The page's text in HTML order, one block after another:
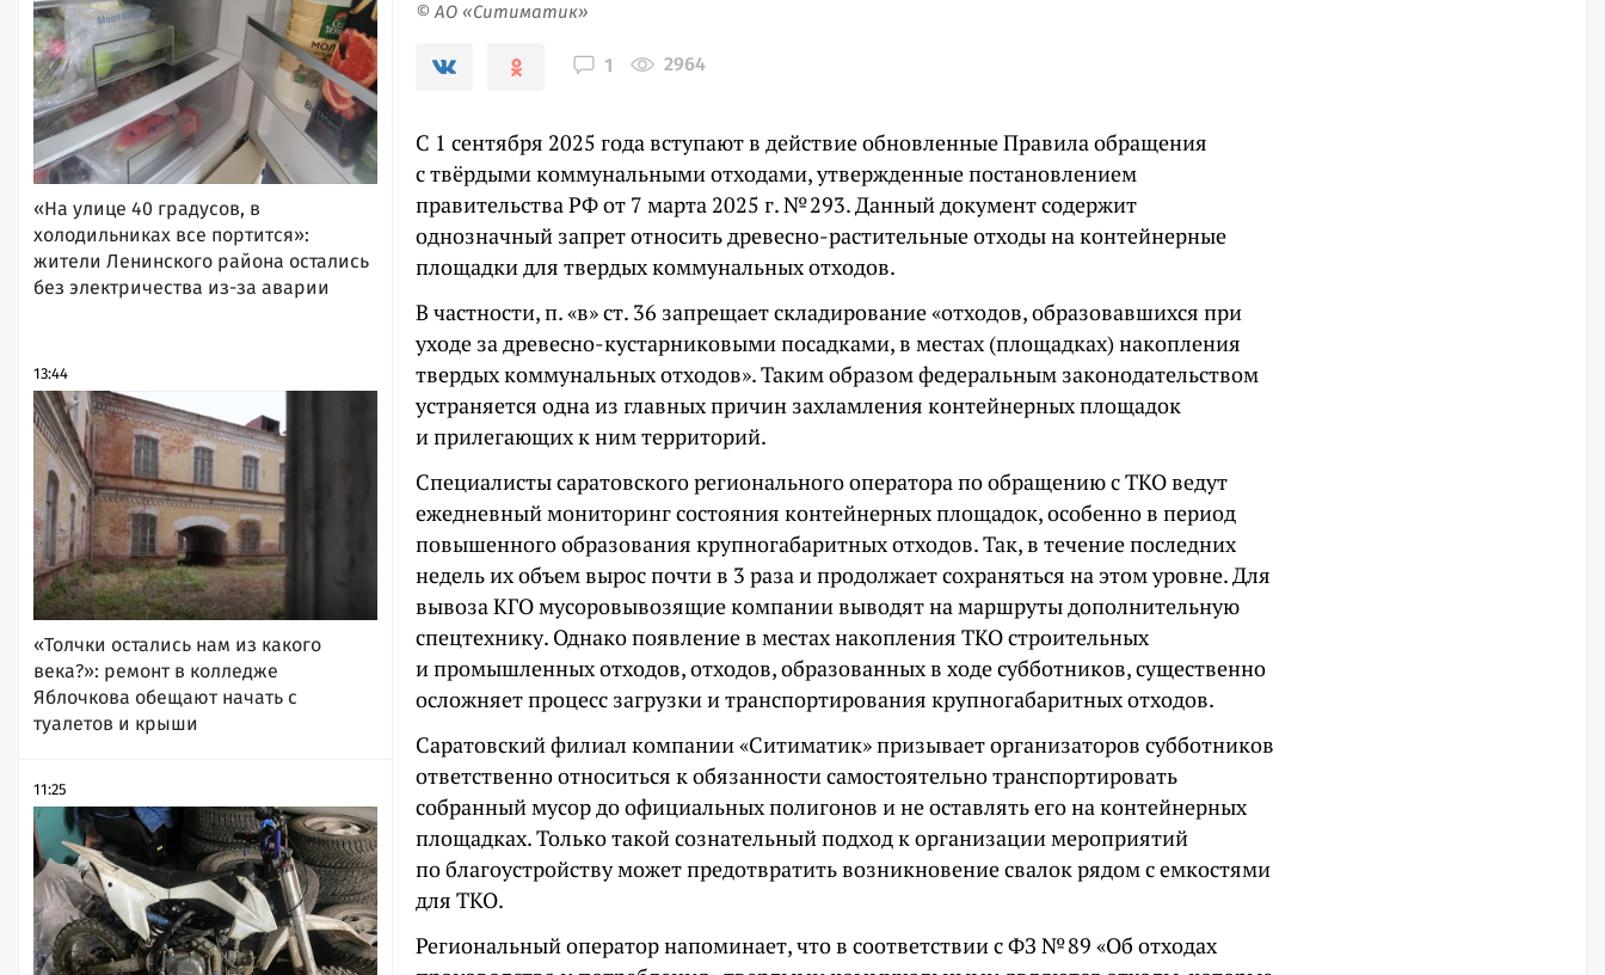
«На улице 40 градусов, в
холодильниках все портится»:
жители Ленинского района остались
без электричества из-за аварии
13:44
«Толчки остались нам из какого
века?»: ремонт в колледже
Яблочкова обещают начать с
туалетов и крыши
11:25
© АО «Ситиматик»
1 2964
С 1 сентября 2025 года вступают в действие обновленные Правила обращения
с твёрдыми коммунальными отходами, утвержденные постановлением
правительства РФ от 7 марта 2025 г. № 293. Данный документ содержит
однозначный запрет относить древесно-растительные отходы на контейнерные
площадки для твердых коммунальных отходов.
В частности, п. «в» ст. 36 запрещает складирование «отходов, образовавшихся при
уходе за древесно-кустарниковыми посадками, в местах (площадках) накопления
твердых коммунальных отходов». Таким образом федеральным законодательством
устраняется одна из главных причин захламления контейнерных площадок
и прилегающих к ним территорий.
Специалисты саратовского регионального оператора по обращению с ТКО ведут
ежедневный мониторинг состояния контейнерных площадок, особенно в период
повышенного образования крупногабаритных отходов. Так, в течение последних
недель их объем вырос почти в 3 раза и продолжает сохраняться на этом уровне. Для
вывоза КГО мусоровывозящие компании выводят на маршруты дополнительную
спецтехнику. Однако появление в местах накопления ТКО строительных
и промышленных отходов, отходов, образованных в ходе субботников, существенно
осложняет процесс загрузки и транспортирования крупногабаритных отходов.
Саратовский филиал компании «Ситиматик» призывает организаторов субботников
ответственно относиться к обязанности самостоятельно транспортировать
собранный мусор до официальных полигонов и не оставлять его на контейнерных
площадках. Только такой сознательный подход к организации мероприятий
по благоустройству может предотвратить возникновение свалок рядом с емкостями
для ТКО.
Региональный оператор напоминает, что в соответствии с ФЗ № 89 «Об отходах